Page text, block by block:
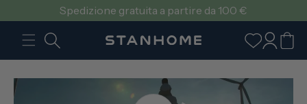
DIRETTAMENTESpedizione gratuita a partire da 100 €
Accedi
Carrello